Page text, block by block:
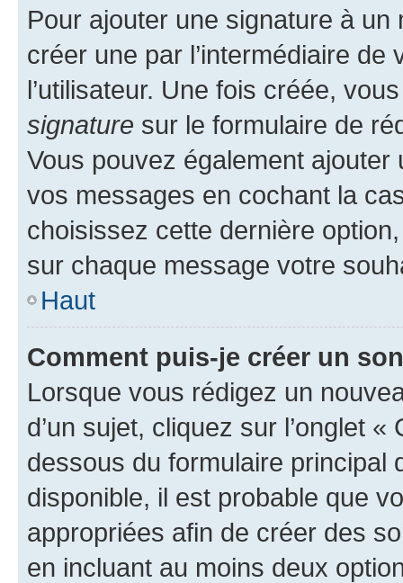
Pour ajouter une signature à un
créer une par l’intermédiaire
l’utilisateur. Une fois créée,
signature sur le formulaire de
Vous pouvez également
vos messages en cochant la
choisissez cette dernière
sur chaque message votre
Haut
Comment puis-je créer un
Lorsque vous rédigez un
d’un sujet, cliquez sur l’onglet
dessous du formulaire principal
disponible, il est probable que
appropriées afin de créer des
en incluant au moins deux